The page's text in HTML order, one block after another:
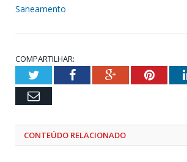
Saneamento
COMPARTILHAR:
TwitterFacebookGoogle+
Email
CONTEÚDO RELACIONADO